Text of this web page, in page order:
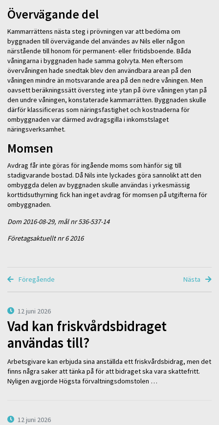
Övervägande del
Kammarrättens nästa steg i prövningen var att bedöma om
byggnaden till övervägande del användes av Nils eller någon
närstående till honom för permanent- eller fritidsboende. Båda
våningarna i byggnaden hade samma golvyta. Men eftersom
övervåningen hade snedtak blev den användbara arean på den
våningen mindre än motsvarande area på den nedre våningen. Men
oavsett beräkningssätt översteg inte ytan på övre våningen ytan på
den undre våningen, konstaterade kammarrätten. Byggnaden skulle
därför klassificeras som näringsfastighet och kostnaderna för
ombyggnaden var därmed avdragsgilla i inkomstslaget
näringsverksamhet.
Momsen
Avdrag får inte göras för ingående moms som hänför sig till
stadigvarande bostad. Då Nils inte lyckades göra sannolikt att den
ombyggda delen av byggnaden skulle användas i yrkesmässig
korttidsuthyrning fick han inget avdrag för momsen på utgifterna för
ombyggnaden.
Dom 2016-08-29, mål nr 536-537-14
Företagsaktuellt nr 6 2016
Föregående Nästa
12 juni 2026
Vad kan friskvårdsbidraget
användas till?
Arbetsgivare kan erbjuda sina anställda ett friskvårdsbidrag, men det
finns några saker att tänka på för att bidraget ska vara skattefritt.
Nyligen avgjorde Högsta förvaltningsdomstolen …
12 juni 2026